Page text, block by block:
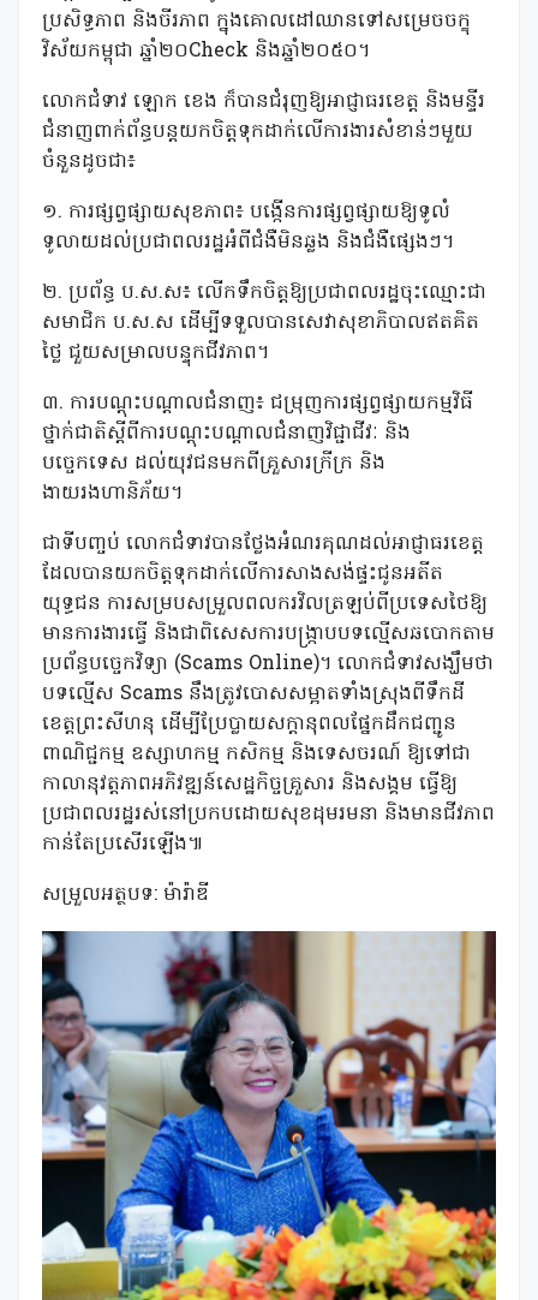
ប្រសិទ្ធភាព និងចីរភាព ក្នុងគោលដៅឈានទៅសម្រេចចក្ខុ
វិស័យកម្ពុជា ឆ្នាំ២០Check និងឆ្នាំ២០៥០។
លោកជំទាវ ឡោក ខេង ក៏បានជំរុញឱ្យអាជ្ញាធរខេត្ត និងមន្ទីរ
ជំនាញពាក់ព័ន្ធបន្តយកចិត្តទុកដាក់លើការងារសំខាន់ៗមួយ
ចំនួនដូចជា៖
១. ការផ្សព្វផ្សាយសុខភាព៖ បង្កើនការផ្សព្វផ្សាយឱ្យទូលំ
ទូលាយដល់ប្រជាពលរដ្ឋអំពីជំងឺមិនឆ្លង និងជំងឺផ្សេងៗ។
២. ប្រព័ន្ធ ប.ស.ស៖ លើកទឹកចិត្តឱ្យប្រជាពលរដ្ឋចុះឈ្មោះជា
សមាជិក ប.ស.ស ដើម្បីទទួលបានសេវាសុខាភិបាលឥតគិត
ថ្លៃ ជួយសម្រាលបន្ទុកជីវភាព។
៣. ការបណ្តុះបណ្តាលជំនាញ៖ ជម្រុញការផ្សព្វផ្សាយកម្មវិធី
ថ្នាក់ជាតិស្តីពីការបណ្តុះបណ្តាលជំនាញវិជ្ជាជីវៈ និង
បច្ចេកទេស ដល់យុវជនមកពីគ្រួសារក្រីក្រ និង
ងាយរងហានិភ័យ។
ជាទីបញ្ចប់ លោកជំទាវបានថ្លែងអំណរគុណដល់អាជ្ញាធរខេត្ត
ដែលបានយកចិត្តទុកដាក់លើការសាងសង់ផ្ទះជូនអតីត
យុទ្ធជន ការសម្របសម្រួលពលករវិលត្រឡប់ពីប្រទេសថៃឱ្យ
មានការងារធ្វើ និងជាពិសេសការបង្ក្រាបបទល្មើសឆបោកតាម
ប្រព័ន្ធបច្ចេកវិទ្យា (Scams Online)។ លោកជំទាវសង្ឃឹមថា
បទល្មើស Scams នឹងត្រូវបោសសម្អាតទាំងស្រុងពីទឹកដី
ខេត្តព្រះសីហនុ ដើម្បីប្រែប្លាយសក្តានុពលផ្នែកដឹកជញ្ជូន
ពាណិជ្ជកម្ម ឧស្សាហកម្ម កសិកម្ម និងទេសចរណ៍ ឱ្យទៅជា
កាលានុវត្តភាពអភិវឌ្ឍន៍សេដ្ឋកិច្ចគ្រួសារ និងសង្គម ធ្វើឱ្យ
ប្រជាពលរដ្ឋរស់នៅប្រកបដោយសុខដុមរមនា និងមានជីវភាព
កាន់តែប្រសើរឡើង៕
សម្រួលអត្ថបទ: ម៉ារ៉ាឌី